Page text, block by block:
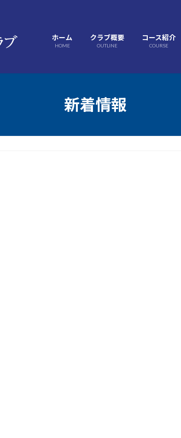
ホーム
HOME
クラブ概要
OUTLINE
コース紹介
COURSE
新着情報